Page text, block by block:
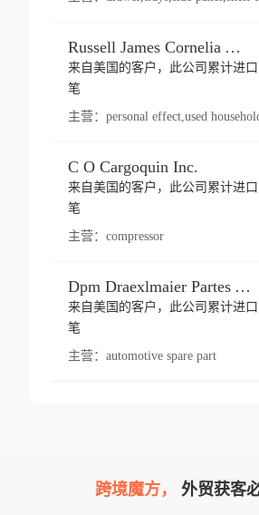
Russell James Cornelia Arlington Va
来自美国的客户，此公司累计进
笔
主营：
C O Cargoquin Inc.
来自美国的客户，此公司累计进
笔
主营： compressor
Dpm Draexlmaier Partes Automotrices Corr Ind Huejotzingo
来自美国的客户，此公司累计进
笔
主营： automotive spare part
跨境魔方， 外贸获客